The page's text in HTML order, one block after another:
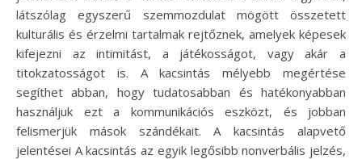
látszólag egyszerű szemmozdulat mögött összetett
kulturális és érzelmi tartalmak rejtőznek, amelyek képesek
kifejezni az intimitást, a játékosságot, vagy akár a
titokzatosságot is. A kacsintás mélyebb megértése
segíthet abban, hogy tudatosabban és hatékonyabban
használjuk ezt a kommunikációs eszközt, és jobban
felismerjük mások szándékait. A kacsintás alapvető
jelentései A kacsintás az egyik legősibb nonverbális jelzés,